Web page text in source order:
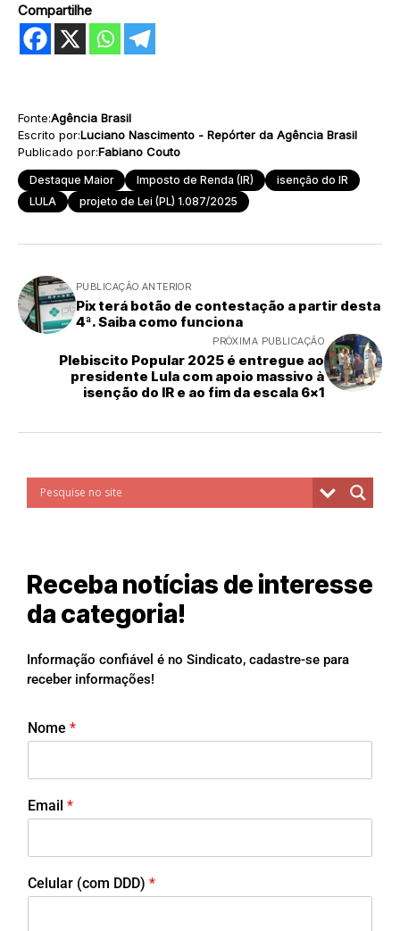
Compartilhe
Fonte:Agência Brasil
Escrito por:Luciano Nascimento - Repórter da Agência Brasil
Publicado por:Fabiano Couto
Destaque Maior Imposto de Renda (IR)
isenção do IR
LULA
projeto de Lei (PL) 1.087/2025
PUBLICAÇÃO ANTERIOR
Pix terá botão de contestação a partir desta
4ª. Saiba como funciona
PRÓXIMA PUBLICAÇÃO
Plebiscito Popular 2025 é entregue ao
presidente Lula com apoio massivo à
isenção do IR e ao fim da escala 6x1
Receba notícias de interesse
da categoria!
Informação confiável é no Sindicato, cadastre-se para
receber informações!
Nome *
Email *
Celular (com DDD) *